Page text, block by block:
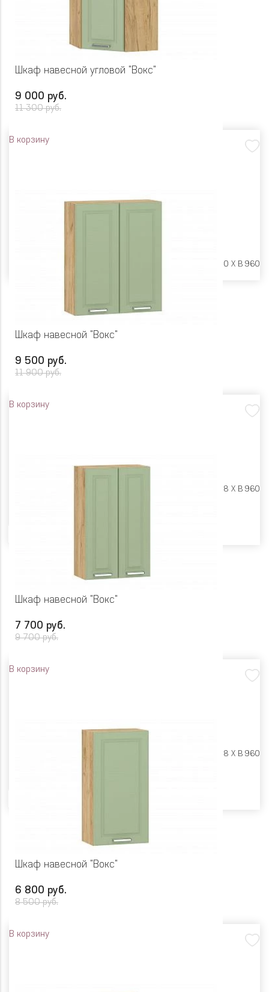
Шкаф навесной угловой "Вокс"
9 000 руб.
11 300 руб.
В корзину
Ш 600 X Г 600 X В 960
Шкаф навесной "Вокс"
9 500 руб.
11 900 руб.
В корзину
Ш 800 X Г 318 X В 960
Шкаф навесной "Вокс"
7 700 руб.
9 700 руб.
В корзину
Ш 600 X Г 318 X В 960
Шкаф навесной "Вокс"
6 800 руб.
8 500 руб.
В корзину